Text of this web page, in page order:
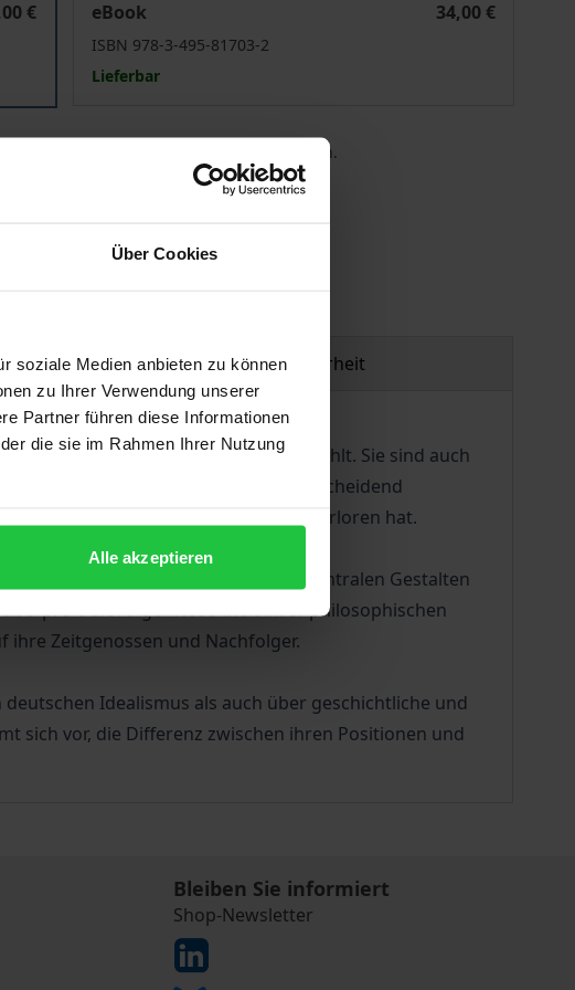
Über Cookies
soziale Medien anbieten zu können
zu Ihrer Verwendung unserer
Partner führen diese Informationen
die sie im Rahmen Ihrer Nutzung
Alle akzeptieren
€
eBook
34,00 €
ISBN 978-3-495-81703-2
Lieferbar
kann die MwSt. an der Kasse variieren.
Produktsicherheit
jüdischen Denkern der Neuzeit gezählt. Sie sind auch
Schule des kritischen Idealismus entscheidend
das an Aktualität bis heute nichts verloren hat.
um sich das Denken der zentralen Gestalten
die Angemessenheit ihrer philosophischen
ihre Zeitgenossen und Nachfolger.
Idealismus als auch über geschichtliche und
sich vor, die Differenz zwischen ihren Positionen und
Bleiben Sie informiert
Shop-Newsletter